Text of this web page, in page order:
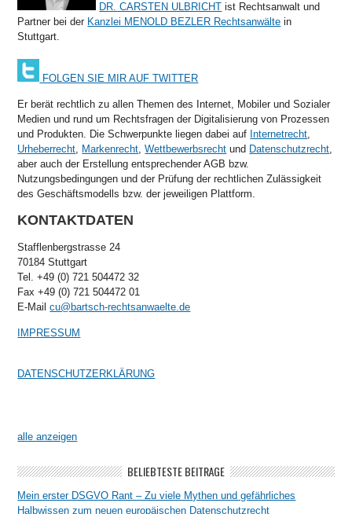
DR. CARSTEN ULBRICHT ist Rechtsanwalt und
Partner bei der Kanzlei MENOLD BEZLER Rechtsanwälte in
Stuttgart.
FOLGEN SIE MIR AUF TWITTER
Er berät rechtlich zu allen Themen des Internet, Mobiler und Sozialer
Medien und rund um Rechtsfragen der Digitalisierung von Prozessen
und Produkten. Die Schwerpunkte liegen dabei auf Internetrecht
Urheberrecht
Markenrecht ,Wettbewerbsrecht und Datenschutzrecht
aber auch der Erstellung entsprechender AGB bzw.
Nutzungsbedingungen und der Prüfung der rechtlichen Zulässigkeit
des Geschäftsmodells bzw. der jeweiligen Plattform.
KONTAKTDATEN
Stafflenbergstrasse 24
70184 Stuttgart
Tel. +49 (0) 721 504472 32
Fax +49 (0) 721 504472 01
E-Mailcu@bartsch-rechtsanwaelte.de
IMPRESSUM
DATENSCHUTZERKLÄRUNG
alle anzeigen
BELIEBTESTE BEITRÄGE
Mein erster DSGVO Rant – Zu viele Mythen und gefährliches
Halbwissen zum neuen europäischen Datenschutzrecht